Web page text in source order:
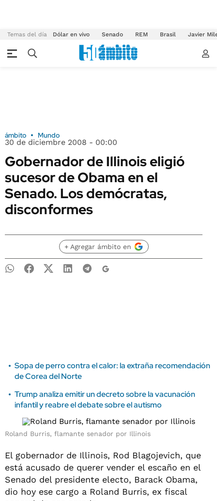
Temas del día Dólar en vivo Senado REM Brasil Javier
ámbito Mundo
30 de diciembre 2008 - 00:00
Gobernador de Illinois eligió
sucesor de Obama en el
Senado. Los demócratas,
disconformes
+ Agregar ámbito en
Sopa de perro contra el calor: la extraña recomendación
de Corea del Norte
Trump analiza emitir un decreto sobre la vacunación
infantil y reabre el debate sobre el autismo
Roland Burris, flamante senador por Illinois
El gobernador de Illinois, Rod Blagojevich, que
está acusado de querer vender el escaño en el
Senado del presidente electo, Barack Obama,
dio hoy ese cargo a Roland Burris, ex fiscal